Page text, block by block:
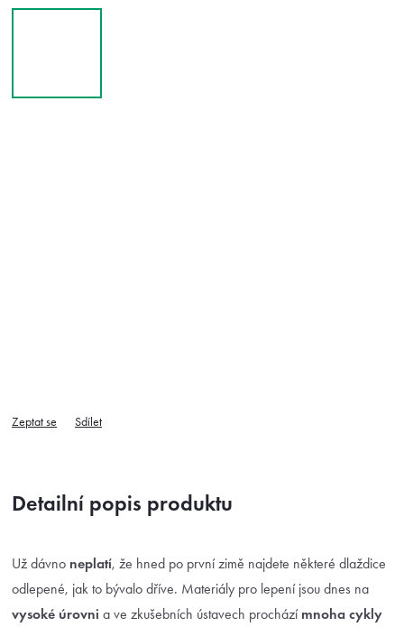
Zeptat se Sdílet
Detailní popis produktu
Už dávno neplatí, že hned po první zimě najdete některé dlaždice
odlepené, jak to bývalo dříve. Materiály pro lepení jsou dnes na
vysoké úrovni a ve zkušebních ústavech prochází mnoha cykly